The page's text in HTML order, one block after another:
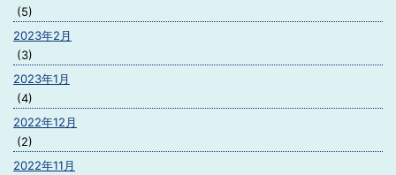
(5)
2023年2月
(3)
2023年1月
(4)
2022年12月
(2)
2022年11月